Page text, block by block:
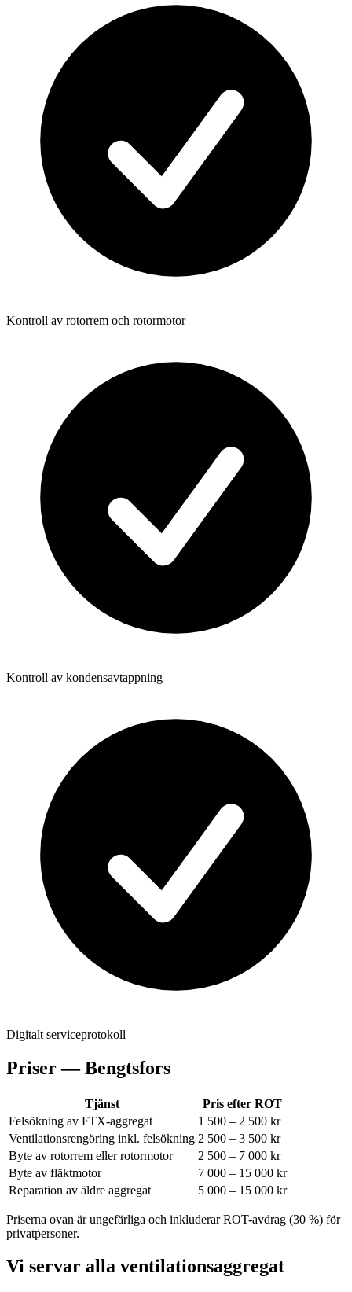
Kontroll av rotorrem och rotormotor
Kontroll av kondensavtappning
Digitalt serviceprotokoll
Priser —Bengtsfors
Tjänst
Pris efter ROT
Felsökning av FTX-aggregat
1 500 – 2 500 kr
Ventilationsrengöring inkl. felsökning 2 500 – 3 500 kr
Byte av rotorrem eller rotormotor
2 500 – 7 000 kr
Byte av fläktmotor
7 000 – 15 000 kr
Reparation av äldre aggregat
5 000 – 15 000 kr
Priserna ovan är ungefärliga och inkluderar ROT-avdrag (30 %) för
privatpersoner.
Vi servar alla ventilationsaggregat